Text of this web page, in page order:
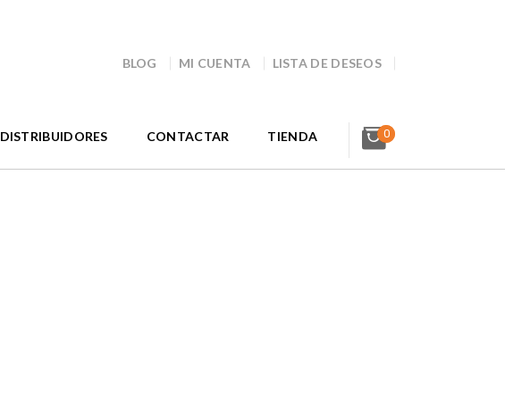
BLOG MI CUENTA LISTA DE DESEOS
DISTRIBUIDORES CONTACTAR TIENDA 0